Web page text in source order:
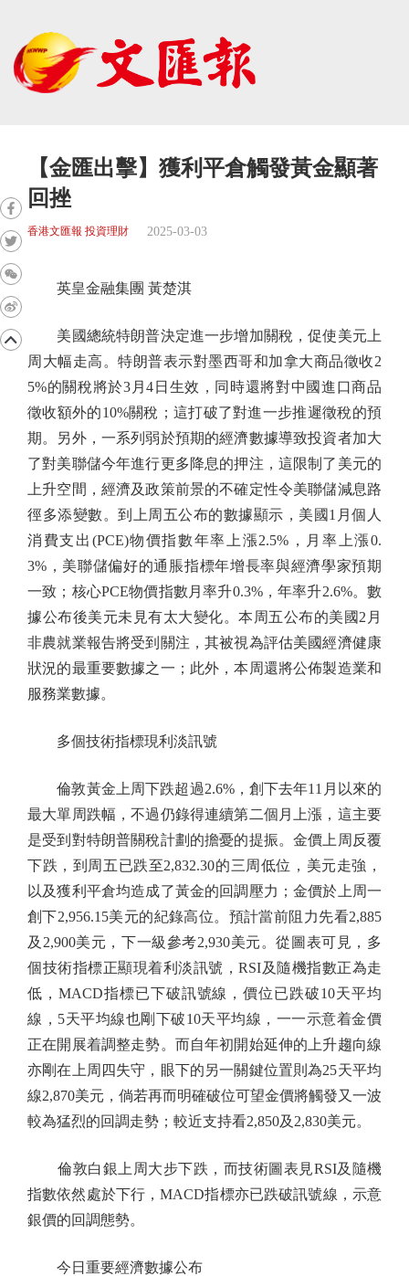
【金匯出擊】獲利平倉觸發黃金顯著
回挫
香港文匯報 投資理財 2025-03-03
英皇金融集團 黃楚淇
美國總統特朗普決定進一步增加關稅，促使美元上
周大幅走高。特朗普表示對墨西哥和加拿大商品徵收2
5%的關稅將於3月4日生效，同時還將對中國進口商品
徵收額外的10%關稅；這打破了對進一步推遲徵稅的預
期。另外，一系列弱於預期的經濟數據導致投資者加大
了對美聯儲今年進行更多降息的押注，這限制了美元的
上升空間，經濟及政策前景的不確定性令美聯儲減息路
徑多添變數。到上周五公布的數據顯示，美國1月個人
消費支出(PCE)物價指數年率上漲2.5%，月率上漲0.
3%，美聯儲偏好的通脹指標年增長率與經濟學家預期
一致；核心PCE物價指數月率升0.3%，年率升2.6%。數
據公布後美元未見有太大變化。本周五公布的美國2月
非農就業報告將受到關注，其被視為評估美國經濟健康
狀況的最重要數據之一；此外，本周還將公佈製造業和
服務業數據。
多個技術指標現利淡訊號
倫敦黃金上周下跌超過2.6%，創下去年11月以來的
最大單周跌幅，不過仍錄得連續第二個月上漲，這主要
是受到對特朗普關稅計劃的擔憂的提振。金價上周反覆
下跌，到周五已跌至2,832.30的三周低位，美元走強，
以及獲利平倉均造成了黃金的回調壓力；金價於上周一
創下2,956.15美元的紀錄高位。預計當前阻力先看2,885
及2,900美元，下一級參考2,930美元。從圖表可見，多
個技術指標正顯現着利淡訊號，RSI及隨機指數正為走
低，MACD指標已下破訊號線，價位已跌破10天平均
線，5天平均線也剛下破10天平均線，一一示意着金價
正在開展着調整走勢。而自年初開始延伸的上升趨向線
亦剛在上周四失守，眼下的另一關鍵位置則為25天平均
線2,870美元，倘若再而明確破位可望金價將觸發又一波
較為猛烈的回調走勢；較近支持看2,850及2,830美元。
倫敦白銀上周大步下跌，而技術圖表見RSI及隨機
指數依然處於下行，MACD指標亦已跌破訊號線，示意
銀價的回調態勢。
今日重要經濟數據公布